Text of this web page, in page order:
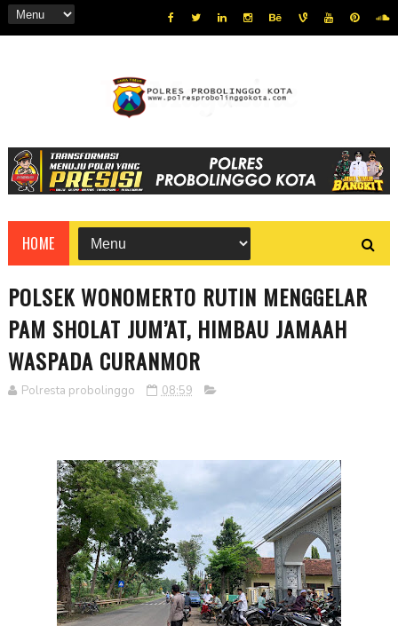
HOME
POLSEK WONOMERTO RUTIN MENGGELAR
PAM SHOLAT JUM’AT, HIMBAU JAMAAH
WASPADA CURANMOR
Polresta probolinggo 08:59